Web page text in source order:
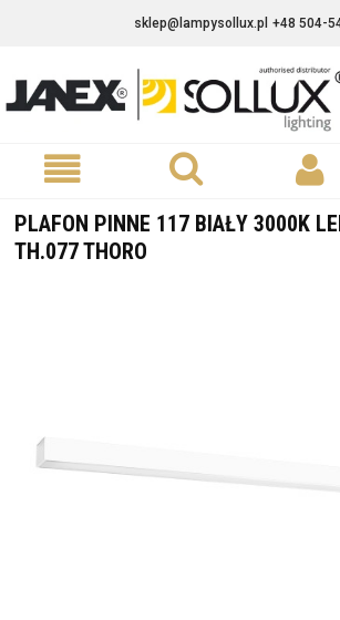
sklep@lampysollux.pl +48 504-
PLAFON PINNE 117 BIAŁY 3000K
TH.077 THORO